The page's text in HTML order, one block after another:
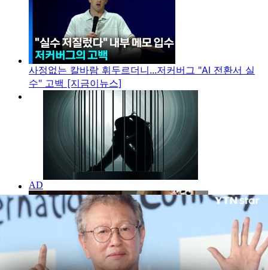
사정없는 칼바람 휘두르더니...저커버그 "AI 전환서 실
수" 고백 [지금이뉴스]